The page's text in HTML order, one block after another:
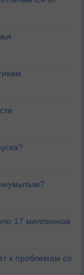
17 миллионов
к проблемам со